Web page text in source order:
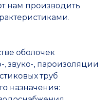
нам производить
оболочек
звуко-, пароизоляции
труб
назначения: